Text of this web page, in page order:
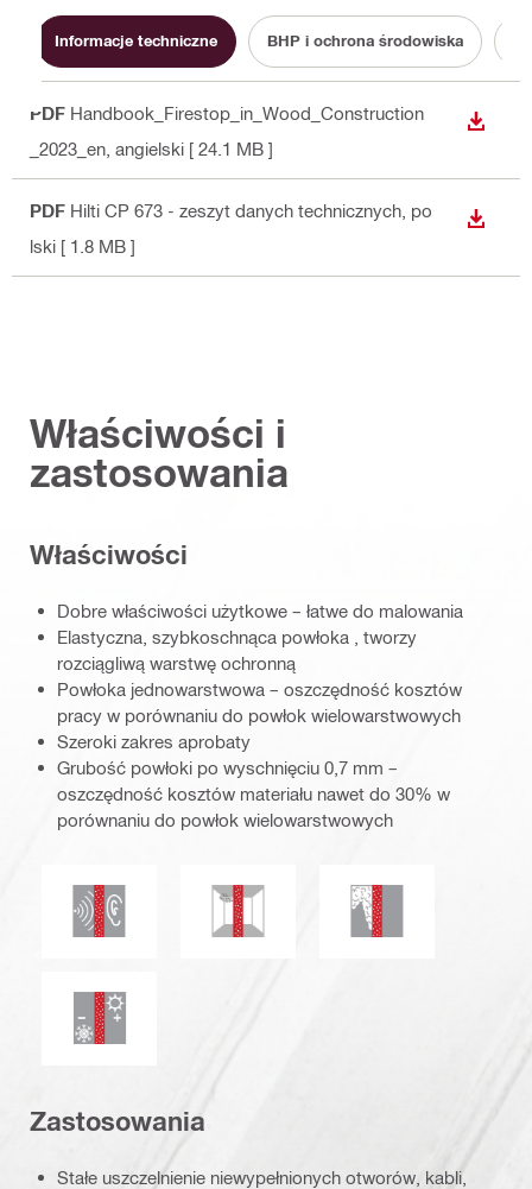
Informacje techniczne BHP i ochrona środowiska
PDF Handbook_Firestop_in_Wood_Construction
_2023_en , angielski [ 24.1 MB ]
PDF Hilti CP 673 - zeszyt danych technicznych , po
lski [ 1.8 MB ]
Właściwości i
zastosowania
Właściwości
Dobre właściwości użytkowe – łatwe do malowania
Elastyczna, szybkoschnąca powłoka , tworzy
rozciągliwą warstwę ochronną
Powłoka jednowarstwowa – oszczędność kosztów
pracy w porównaniu do powłok wielowarstwowych
Szeroki zakres aprobaty
Grubość powłoki po wyschnięciu 0,7 mm –
oszczędność kosztów materiału nawet do 30% w
porównaniu do powłok wielowarstwowych
Izolacja akustycznaOdporność na pleśńDymo- oraz
Izolacja termiczna
Zastosowania
Stałe uszczelnienie niewypełnionych otworów, kabli,